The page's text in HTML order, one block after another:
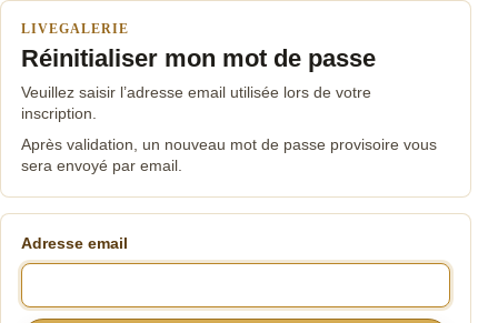
LIVEGALERIE
Réinitialiser mon mot de passe
Veuillez saisir l’adresse email utilisée lors de votre
inscription.
Après validation, un nouveau mot de passe provisoire vous
sera envoyé par email.
Adresse email